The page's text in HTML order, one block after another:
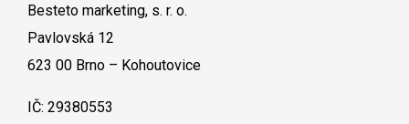
Besteto marketing, s. r. o.
Pavlovská 12
623 00 Brno – Kohoutovice
IČ: 29380553